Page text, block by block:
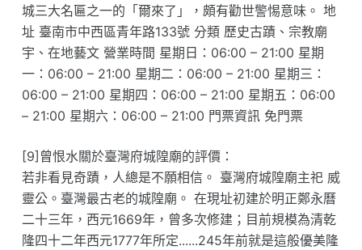
城三大名匾之一的「爾來了」，頗有勸世警惕意味。 地
址 臺南市中西區青年路133號 分類 歷史古蹟、宗教廟
宇、在地藝文 營業時間 星期日：06:00 – 21:00 星期
一：06:00 – 21:00 星期二：06:00 – 21:00 星期三：
06:00 – 21:00 星期四：06:00 – 21:00 星期五：06:00
– 21:00 星期六：06:00 – 21:00 門票資訊 免門票
[9]曾恨水關於臺灣府城隍廟的評價：
若非看見奇蹟，人總是不願相信。 臺灣府城隍廟主祀 威
靈公。臺灣最古老的城隍廟。 在現址初建於明正鄭永曆
二十三年，西元1669年，曾多次修建；目前規模為清乾
隆四十二年西元1777年所定......245年前就是這般優美隆